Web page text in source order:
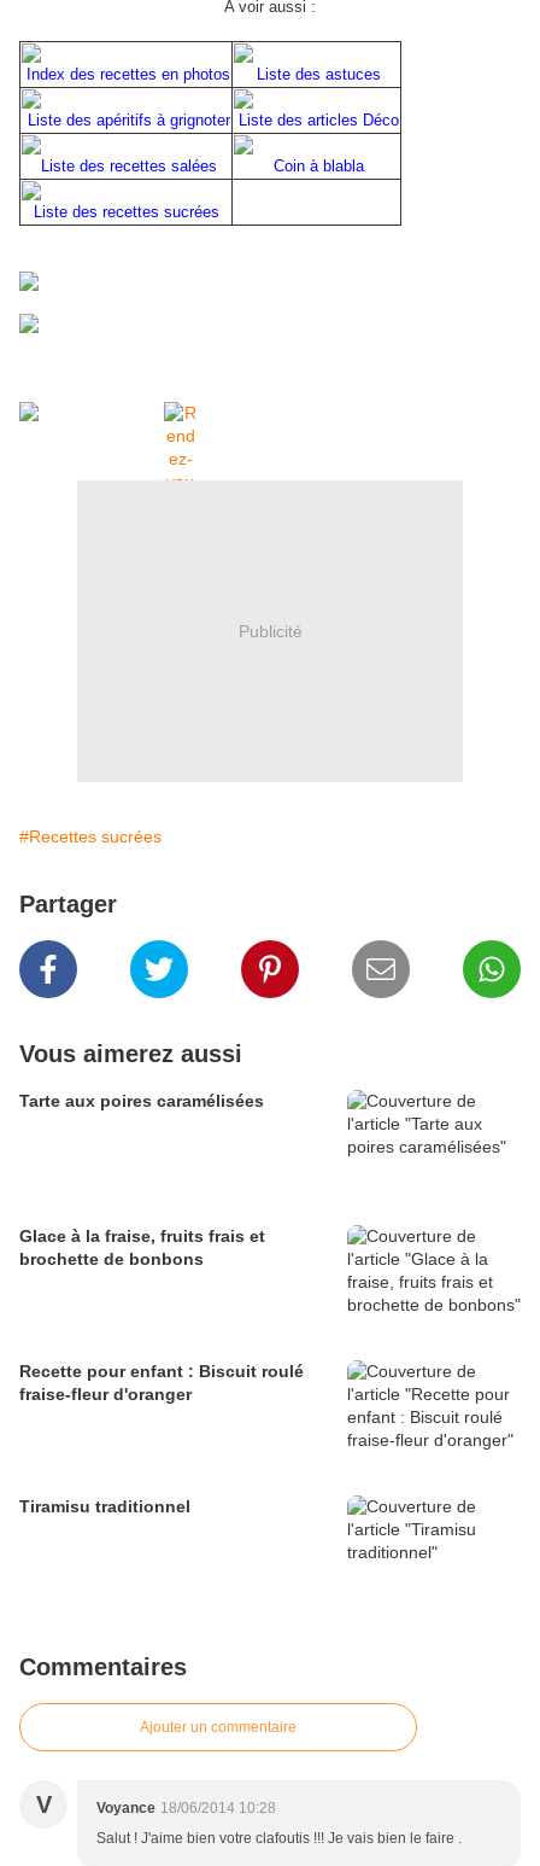
A voir aussi :
Index des recettes en photos Liste des astuces
Liste des apéritifs à grignoter Liste des articles Déco
Liste des recettes salées Coin à blabla
Liste des recettes sucrées
Publicité
#Recettes sucrées
Partager
Vous aimerez aussi
Tarte aux poires caramélisées
Glace à la fraise, fruits frais et
brochette de bonbons
Recette pour enfant : Biscuit roulé
fraise-fleur d'oranger
Tiramisu traditionnel
Commentaires
Ajouter un commentaire
V Voyance 18/06/2014 10:28
Salut ! J'aime bien votre clafoutis !!! Je vais bien le faire .